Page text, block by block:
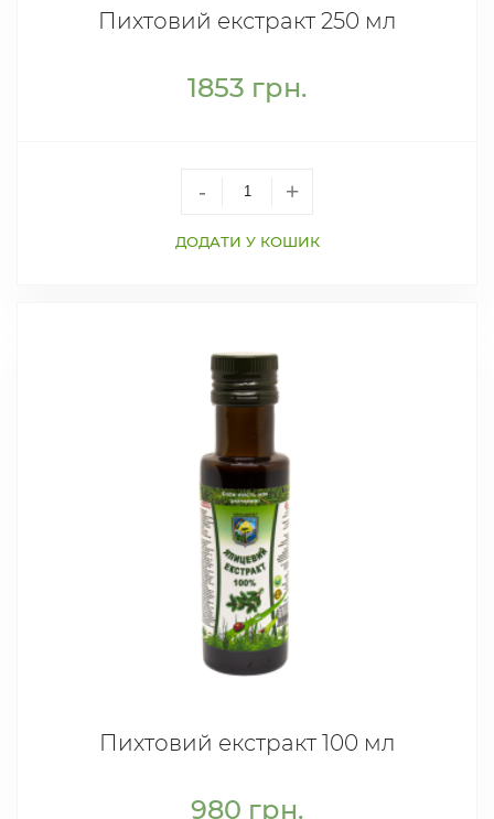
Пихтовий екстракт 250 мл
1853 грн.
- +
ДОДАТИ У КОШИК
Пихтовий екстракт 100 мл
980 грн.